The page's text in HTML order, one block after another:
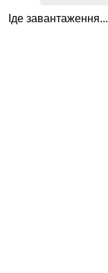
Іде завантаження...